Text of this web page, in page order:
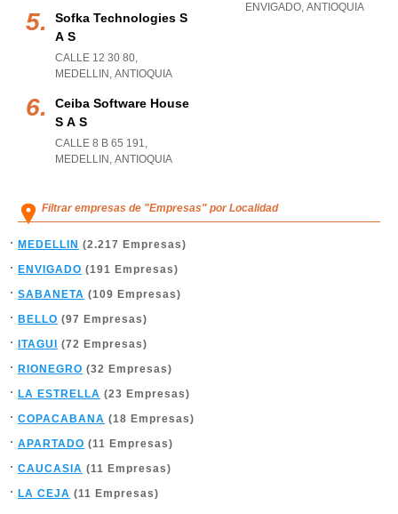
Sofka Technologies S
A S
CALLE 12 30 80,
MEDELLIN , ANTIOQUIA
Ceiba Software House
S A S
CALLE 8 B 65 191,
MEDELLIN , ANTIOQUIA
ENVIGADO, ANTIOQUIA
Filtrar empresas de "Empresas" por Localidad
MEDELLIN (2.217 Empresas)
ENVIGADO (191 Empresas)
SABANETA (109 Empresas)
BELLO (97 Empresas)
ITAGUI
(72 Empresas)
RIONEGRO (32 Empresas)
LA ESTRELLA (23 Empresas)
COPACABANA (18 Empresas)
APARTADO (11 Empresas)
CAUCASIA (11 Empresas)
LA CEJA (11 Empresas)